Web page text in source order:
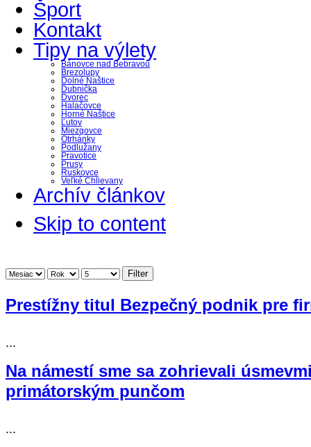
Šport
Kontakt
Tipy na výlety
Bánovce nad Bebravou
Brezolupy
Dolné Naštice
Dubnička
Dvorec
Halačovce
Horné Naštice
Ľutov
Miezgovce
Otrhánky
Podlužany
Pravotice
Prusy
Ruskovce
Veľké Chlievany
Archív článkov
Skip to content
Filter
Prestížny titul Bezpečný podnik pre
...
Na námestí sme sa zohrievali
primátorským punčom
...